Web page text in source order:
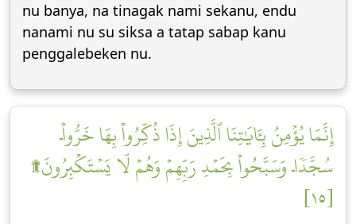
nu banya, na tinagak nami sekanu, endu
nanami nu su siksa a tatap sabap kanu
penggalebeken nu.
إِنَّمَا يُؤۡمِنُ بِـَٔايَٰتِنَا ٱلَّذِينَ إِذَا ذُكِّرُواْ بِهَا خَرُّواْۤ
سُجَّدٗاۤ وَسَبَّحُواْ بِحَمۡدِ رَبِّهِمۡ وَهُمۡ لَا يَسۡتَكۡبِرُونَ۩
[١٥]